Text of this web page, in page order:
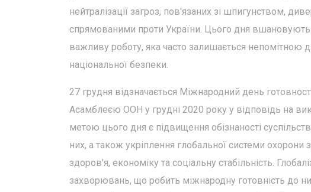
нейтралізації загроз, пов'язаних зі шпигунством,
спрямованими проти України. Цього дня вшановують
важливу роботу, яка часто залишається непомітною
національної безпеки.
27 грудня відзначається Міжнародний день
Асамблеєю ООН у грудні 2020 року у відповідь на
метою цього дня є підвищення обізнаності
них, а також укріплення глобальної системи
здоров'я, економіку та соціальну стабільність.
захворювань, що робить міжнародну готовність до